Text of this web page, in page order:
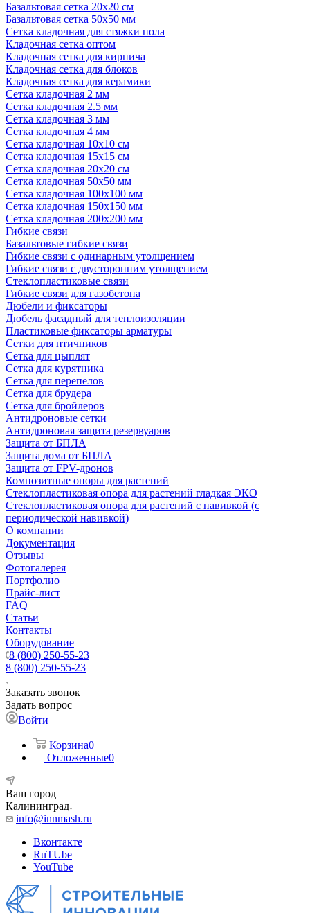
Базальтовая сетка 20x20 см
Базальтовая сетка 50x50 мм
Сетка кладочная для стяжки пола
Кладочная сетка оптом
Кладочная сетка для кирпича
Кладочная сетка для блоков
Кладочная сетка для керамики
Сетка кладочная 2 мм
Сетка кладочная 2.5 мм
Сетка кладочная 3 мм
Сетка кладочная 4 мм
Сетка кладочная 10x10 см
Сетка кладочная 15x15 см
Сетка кладочная 20x20 см
Сетка кладочная 50x50 мм
Сетка кладочная 100x100 мм
Сетка кладочная 150x150 мм
Сетка кладочная 200x200 мм
Гибкие связи
Базальтовые гибкие связи
Гибкие связи с одинарным утолщением
Гибкие связи с двусторонним утолщением
Стеклопластиковые связи
Гибкие связи для газобетона
Дюбели и фиксаторы
Дюбель фасадный для теплоизоляции
Пластиковые фиксаторы арматуры
Сетки для птичников
Сетка для цыплят
Сетка для курятника
Сетка для перепелов
Сетка для брудера
Сетка для бройлеров
Антидроновые сетки
Антидроновая защита резервуаров
Защита от БПЛА
Защита дома от БПЛА
Защита от FPV-дронов
Композитные опоры для растений
Стеклопластиковая опора для растений гладкая ЭКО
Стеклопластиковая опора для растений с навивкой (с
периодической навивкой)
О компании
Документация
Отзывы
Фотогалерея
Портфолио
Прайс-лист
FAQ
Статьи
Контакты
Оборудование
8 (800) 250-55-23
8 (800) 250-55-23
Заказать звонок
Задать вопрос
Войти
Корзина0
Отложенные0
Ваш город
Калининград
info@innmash.ru
Вконтакте
RuTUbe
YouTube